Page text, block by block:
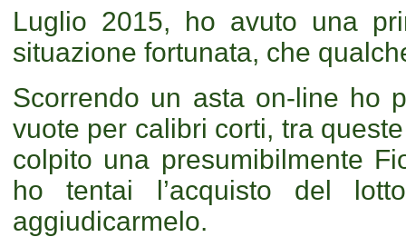
Luglio 2015, ho avuto una
situazione fortunata, che
Scorrendo un asta on-line ho
vuote per calibri corti, tra
colpito una presumibilmente
ho tentai l’acquisto del
aggiudicarmelo.